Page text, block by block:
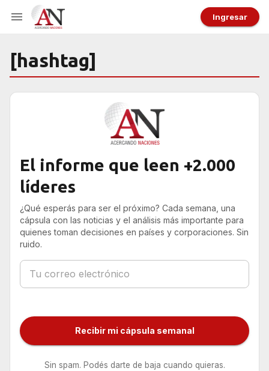
Ingresar
[hashtag]
El informe que leen +2.000
líderes
¿Qué esperás para ser el próximo? Cada semana, una
cápsula con las noticias y el análisis más importante para
quienes toman decisiones en países y corporaciones. Sin
ruido.
Recibir mi cápsula semanal
Sin spam. Podés darte de baja cuando quieras.